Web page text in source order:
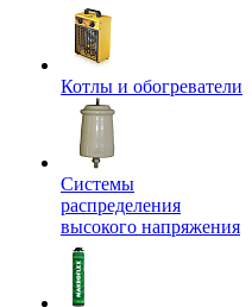
Котлы и обогреватели
Системы
распределения
высокого напряжения